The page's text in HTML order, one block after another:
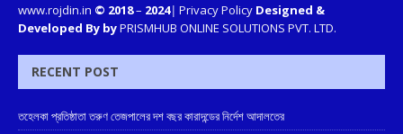
www.rojdin.in © 2018– 2024| Privacy Policy Designed &
Developed By byPRISMHUB ONLINE SOLUTIONS PVT. LTD.
RECENT POST
তহেলকা প্রতিষ্ঠাতা তরুণ তেজপালের দশ বছর কারাদন্ডের নির্দেশ আদালতের